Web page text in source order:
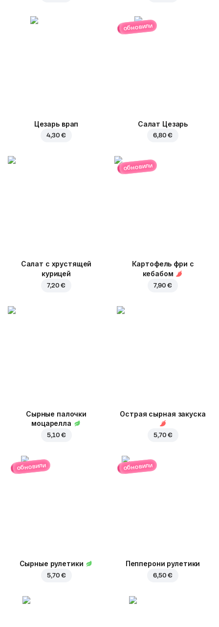
Цезарь врап
4,30 €
обновили
Салат Цезарь
6,80 €
Салат с хрустящей
курицей
7,20 €
обновили
Картофель фри с
кебабом
7,90 €
Сырные палочки
моцарелла
5,10 €
Острая сырная закуска
5,70 €
обновили
Сырные рулетики
5,70 €
обновили
Пепперони рулетики
6,50 €